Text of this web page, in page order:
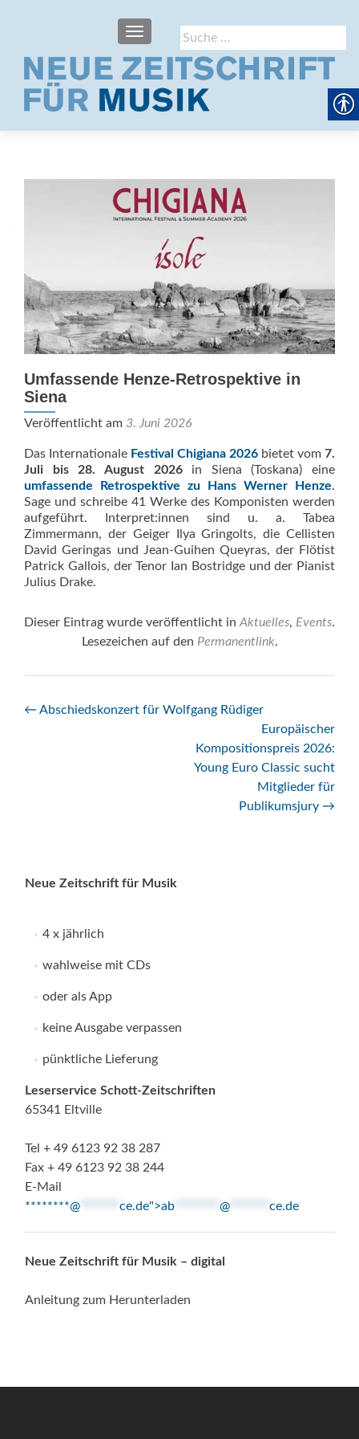
Suche
nach:
SCHALTE NAVIGATION
Umfassende Henze-Retrospektive in
Siena
Veröffentlicht am 3. Juni 2026
Das Internationale Festival Chigiana 2026 bietet vom 7.
Juli bis 28. August 2026in Siena (Toskana) eine
umfassende Retrospektive zu Hans Werner Henze.
Sage und schreibe 41 Werke des Komponisten werden
aufgeführt. Interpret:innen sind u. a. Tabea
Zimmermann, der Geiger Ilya Gringolts, die Cellisten
David Geringas und Jean-Guihen Queyras, der Flötist
Patrick Gallois, der Tenor Ian Bostridge und der Pianist
Julius Drake.
Dieser Eintrag wurde veröffentlicht in Aktuelles, Events.
Lesezeichen auf den Permanentlink.
Beitrags-
← Abschiedskonzert für Wolfgang Rüdiger
Europäischer
Kompositionspreis 2026:
Young Euro Classic sucht
Mitglieder für
Publikumsjury →
Neue Zeitschrift für Musik
4 x jährlich
wahlweise mit CDs
oder als App
keine Ausgabe verpassen
pünktliche Lieferung
Leserservice Schott-Zeitschriften
65341 Eltville
Tel + 49 6123 92 38 287
Fax + 49 6123 92 38 244
E-Mail
********@
ce.de">ab @ ce.de
Neue Zeitschrift für Musik – digital
Anleitung zum Herunterladen